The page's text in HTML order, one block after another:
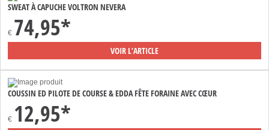
SWEAT À CAPUCHE VOLTRON NEVERA
€ 74,95*
VOIR L’ARTICLE
COUSSIN ED PILOTE DE COURSE & EDDA FÊTE FORAINE AVEC CŒUR
€ 12,95*